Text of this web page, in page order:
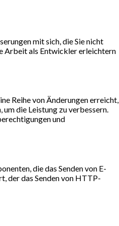
mit sich, die Sie nicht
Arbeit als Entwickler erleichtern
Reihe von Änderungen erreicht,
die Leistung zu verbessern.
und
die das Senden von E-
der das Senden von HTTP-